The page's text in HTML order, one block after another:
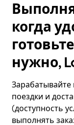
когда
нужно,
Зарабатывайте
поездки и
(доступность
выполнять